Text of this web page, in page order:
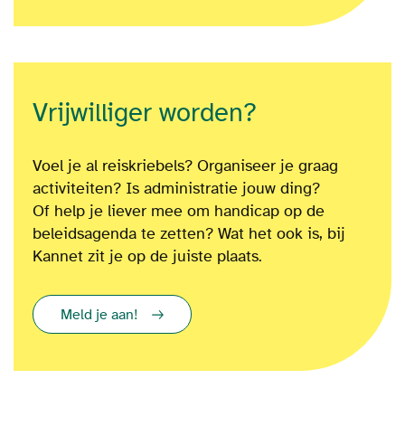
Vrijwilliger worden?
Voel je al reiskriebels? Organiseer je graag
activiteiten? Is administratie jouw ding?
Of help je liever mee om handicap op de
beleidsagenda te zetten? Wat het ook is, bij
Kannet zit je op de juiste plaats.
Meld je aan!